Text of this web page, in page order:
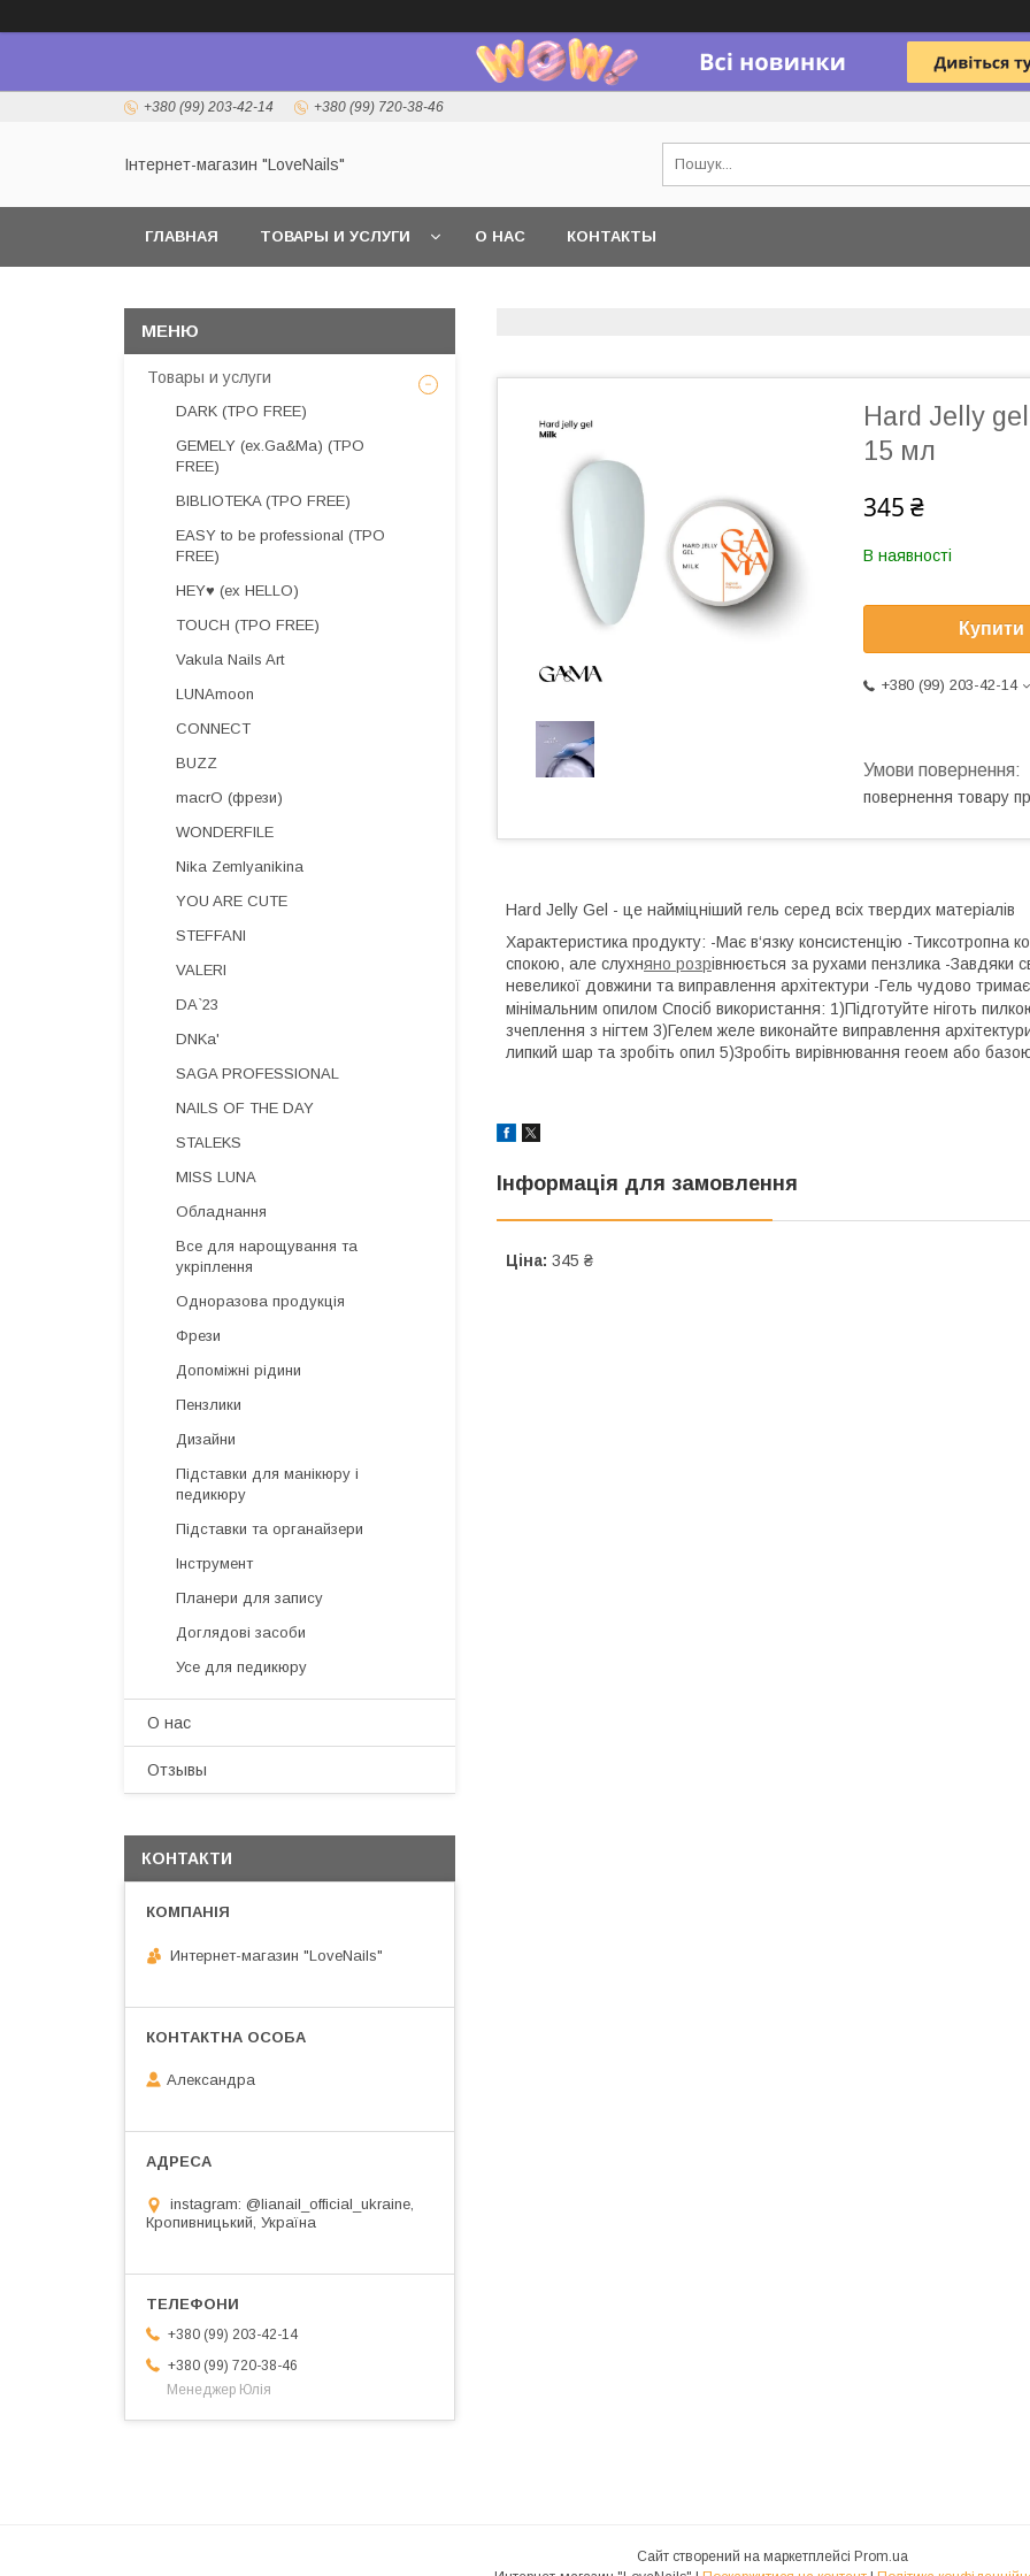
+380 (99) 203-42-14 +380 (99) 720-38-46
Інтернет-магазин "LoveNails"
ГЛАВНАЯ ТОВАРЫ И УСЛУГИ О НАС КОНТАКТЫ
Hard Jelly
15 мл
345 ₴
В наявності
Купити
+380 (99) 203-42-14
повернення товару
Hard Jelly Gel - це найміцніший гель серед всіх твердих матеріалів
Характеристика продукту: -Має в‘язку консистенцію -Тиксотропна
спокою, але слухняно розрівнюється за рухами пензлика -Завдяки
невеликої довжини та виправлення архітектури -Гель чудово
мінімальним опилом Спосіб використання: 1)Підготуйте ніготь
зчеплення з нігтем 3)Гелем желе виконайте виправлення
липкий шар та зробіть опил 5)Зробіть вирівнювання геоем або
Інформація для замовлення
Ціна: 345 ₴
Товары и услуги
DARK (TPO FREE)
GEMELY (ex.Ga&Ma) (TPO
FREE)
BIBLIOTEKA (TPO FREE)
EASY to be professional (TPO
FREE)
HEY♥ (ex HELLO)
TOUCH (TPO FREE)
Vakula Nails Art
LUNAmoon
CONNECT
BUZZ
macrO (фрези)
WONDERFILE
Nika Zemlyanikina
YOU ARE CUTE
STEFFANI
VALERI
DA`23
DNKa'
SAGA PROFESSIONAL
NAILS OF THE DAY
STALEKS
MISS LUNA
Обладнання
Все для нарощування та
укріплення
Одноразова продукція
Фрези
Допоміжні рідини
Пензлики
Дизайни
Підставки для манікюру і
педикюру
Підставки та органайзери
Інструмент
Планери для запису
Доглядові засоби
Усе для педикюру
О нас
Отзывы
КОНТАКТИ
Интернет-магазин "LoveNails"
Александра
instagram: @lianail_official_ukraine,
Кропивницький, Україна
+380 (99) 203-42-14
+380 (99) 720-38-46
Менеджер Юлія
Сайт створений на маркетплейсі Prom.ua